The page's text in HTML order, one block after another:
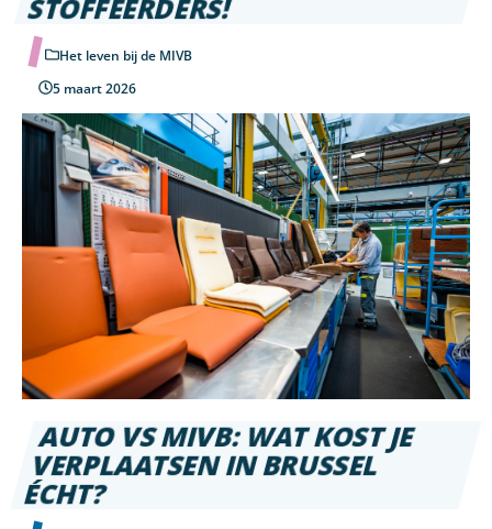
STOFFEERDERS!
Het leven bij de MIVB
5 maart 2026
AUTO VS MIVB: WAT KOST JE
VERPLAATSEN IN BRUSSEL
ÉCHT?